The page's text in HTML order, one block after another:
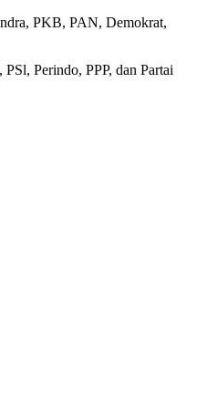
PKB, PAN, Demokrat,
Perindo, PPP, dan Partai